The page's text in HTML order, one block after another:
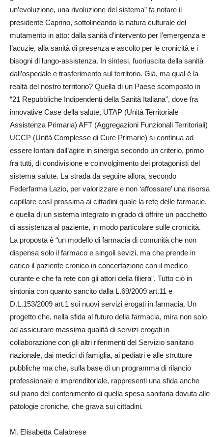
un’evoluzione, una rivoluzione del sistema” fa notare il
presidente Caprino, sottolineando la natura culturale del
mutamento in atto: dalla sanità d’intervento per l’emergenza e
l’acuzie, alla sanità di presenza e ascolto per le cronicità e i
bisogni di lungo-assistenza. In sintesi, fuoriuscita della sanità
dall’ospedale e trasferimento sul territorio. Già, ma qual è la
realtà del nostro territorio? Quella di un Paese scomposto in
“21 Repubbliche Indipendenti della Sanità Italiana”, dove fra
innovative Case della salute, UTAP (Unità Territoriale
Assistenza Primaria) AFT (Aggregazioni Funzionali Territoriali)
UCCP (Unità Complesse di Cure Primarie) si continua ad
essere lontani dall’agire in sinergia secondo un criterio, primo
fra tutti, di condivisione e coinvolgimento dei protagonisti del
sistema salute. La strada da seguire allora, secondo
Federfarma Lazio, per valorizzare e non ‘affossare’ una risorsa
capillare così prossima ai cittadini quale la rete delle farmacie,
è quella di un sistema integrato in grado di offrire un pacchetto
di assistenza al paziente, in modo particolare sulle cronicità.
La proposta è “un modello di farmacia di comunità che non
dispensa solo il farmaco e singoli sevizi, ma che prende in
carico il paziente cronico in concertazione con il medico
curante e che fa rete con gli attori della filiera”. Tutto ciò in
sintonia con quanto sancito dalla L.69/2009 art.11 e
D.L.153/2009 art.1 sui nuovi servizi erogati in farmacia. Un
progetto che, nella sfida al futuro della farmacia, mira non solo
ad assicurare massima qualità di servizi erogati in
collaborazione con gli altri riferimenti del Servizio sanitario
nazionale, dai medici di famiglia, ai pediatri e alle strutture
pubbliche ma che, sulla base di un programma di rilancio
professionale e imprenditoriale, rappresenti una sfida anche
sul piano del contenimento di quella spesa sanitaria dovuta alle
patologie croniche, che grava sui cittadini.
M. Elisabetta Calabrese